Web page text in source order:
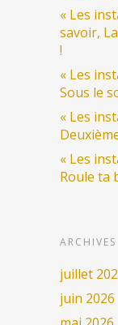
« Les
savoir,
!
« Les
Sous le
« Les
« Les
Roule ta
ARCHIVES
juillet
juin 2026